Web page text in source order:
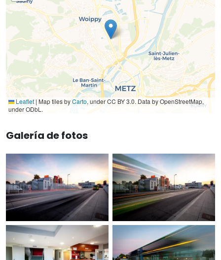
Leaflet | Map tiles byCarto, under CC BY 3.0. Data by OpenStreetMap,
under ODbL.
Galería de fotos